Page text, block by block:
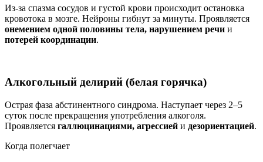
Из-за спазма сосудов и густой крови происходит остановка
кровотока в мозге. Нейроны гибнут за минуты. Проявляется
онемением одной половины тела, нарушением речи и
потерей координации.
Алкогольный делирий (белая горячка)
Острая фаза абстинентного синдрома. Наступает через 2–5
суток после прекращения употребления алкоголя.
Проявляется галлюцинациями, агрессией и дезориентацией.
Когда полегчает